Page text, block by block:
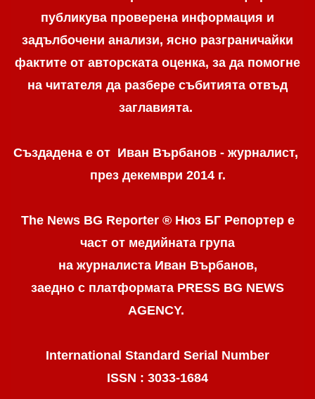
публикува проверена информация и
задълбочени анализи, ясно разграничaйки
фактите от авторската оценка, за да помогне
на читателя да разбере събитията отвъд
заглавията.
Създадена е от Иван Върбанов - журналист,
през декември 2014 г.
The News BG Reporter ® Нюз БГ Репортере
част от медийната група
на журналиста Иван Върбанов,
заедно с платформата PRESS BG NEWS
AGENCY.
International Standard Serial Number
ISSN : 3033-1684